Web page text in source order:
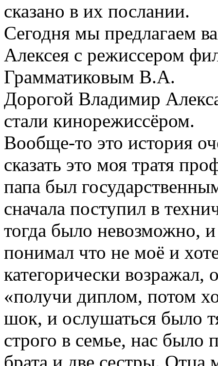
сказано в их послании.
Сегодня мы предлагаем
Алексея с режиссером
Грамматиковым В.А.
Дорогой Владимир
стали кинорежиссёром.
Вообще-то это история
сказать это моя тратя
папа был
сначала поступил в
тогда было невозможно,
понимал что не моё и
категорически возражал,
«получи диплом, потом
шок, и ослушаться было
строго в семье, нас было